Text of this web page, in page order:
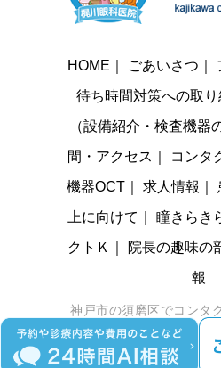
HOME ごあいさつ
待ち時間対策への取り
（設備紹介・検査機器
間・アクセス
コンタ
機器OCT
求人情報
上に向けて
瞳きらき
クトＫ
院長の趣味の
報
神戸市の須磨区でコンタ
梶川眼科医院までお越し
科医院 All Rights